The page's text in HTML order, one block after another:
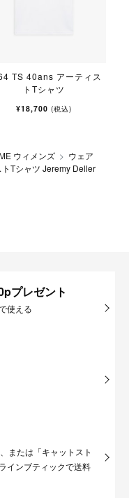
TS 40ans アーティス
トTシャツ
¥18,700 (税込)
ウィメンズ
ウェア
Tシャツ Jeremy Deller
プレゼント
使える
または「キャットスト
インブティックで送料